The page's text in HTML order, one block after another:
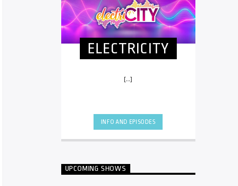
ELECTRICITY
[...]
INFO AND EPISODES
UPCOMING SHOWS